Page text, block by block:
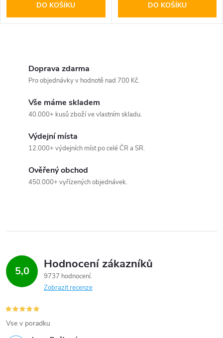
DO KOŠÍKU DO KOŠÍKU
r
v
k
v
ý
Doprava zdarma
Pro objednávky v hodnotě nad 700 Kč.
Vše máme skladem
40.000+ kusů zboží ve vlastním skladu.
Výdejní místa
12.000+ výdejních míst po celé ČR a SR.
Ověřený obchod
450.000+ vyřízených objednávek.
5,0 Hodnocení zákazníků
9737 hodnocení
Zobrazit recenze
Vse v poradku